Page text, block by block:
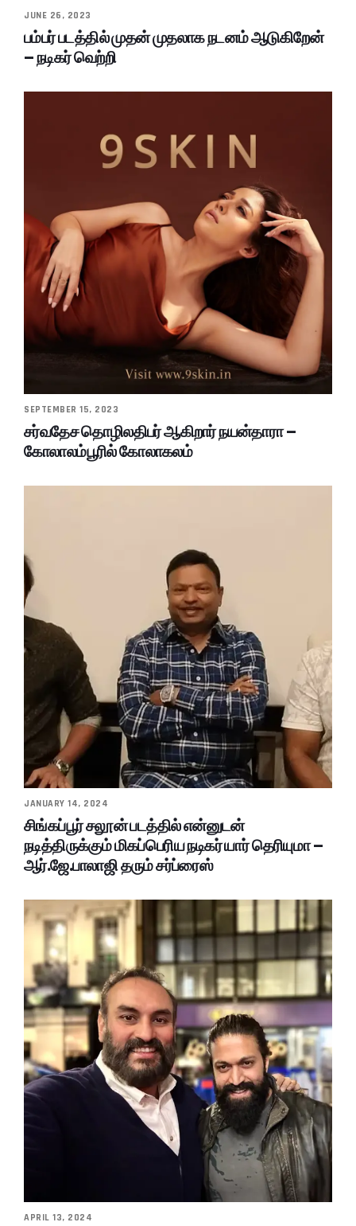
JUNE 26, 2023
பம்பர் படத்தில் முதன் முதலாக நடனம் ஆடுகிறேன்
– நடிகர் வெற்றி
SEPTEMBER 15, 2023
சர்வதேச தொழிலதிபர் ஆகிறார் நயன்தாரா –
கோலாலம்பூரில் கோலாகலம்
JANUARY 14, 2024
சிங்கப்பூர் சலூன் படத்தில் என்னுடன்
நடித்திருக்கும் மிகப்பெரிய நடிகர் யார் தெரியுமா –
ஆர்.ஜே.பாலாஜி தரும் சர்ப்ரைஸ்
APRIL 13, 2024